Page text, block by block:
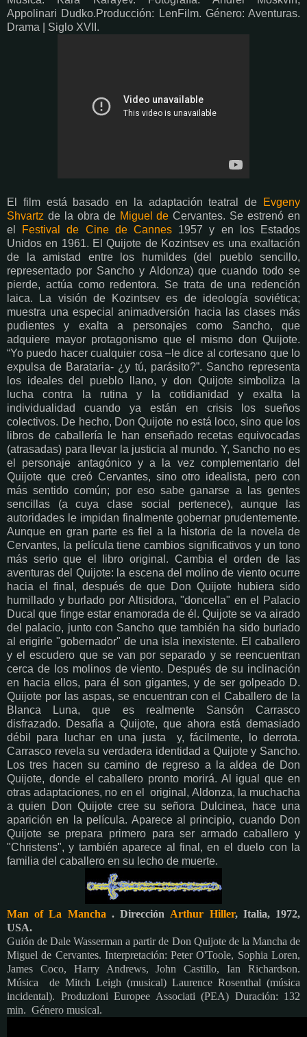
Appolinari Dudko.Producción: LenFilm. Género: Aventuras.
Drama | Siglo XVII.
El film está basado en la adaptación teatral de
Evgeny
Shvartz de la obra de Miguel deCervantes. Se estrenó en
el
Festival de Cine de Cannes 1957 y en los Estados
Unidos en 1961. El Quijote de Kozintsev es una exaltación
de la amistad entre los humildes (del pueblo sencillo,
representado por Sancho y Aldonza) que cuando todo se
pierde, actúa como redentora. Se trata de una redención
laica. La visión de Kozintsev es de ideología soviética;
muestra una especial animadversión hacia las clases más
pudientes y exalta a personajes como Sancho, que
adquiere mayor protagonismo que el mismo don Quijote.
“Yo puedo hacer cualquier cosa –le dice al cortesano que lo
expulsa de Barataria- ¿y tú, parásito?”. Sancho representa
los ideales del pueblo llano, y don Quijote simboliza la
lucha contra la rutina y la cotidianidad y exalta la
individualidad cuando ya están en crisis los sueños
colectivos. De hecho, Don Quijote no está loco, sino que los
libros de caballería le han enseñado recetas equivocadas
(atrasadas) para llevar la justicia al mundo. Y, Sancho no es
el personaje antagónico y a la vez complementario del
Quijote que creó Cervantes, sino otro idealista, pero con
más sentido común; por eso sabe ganarse a las gentes
sencillas (a cuya clase social pertenece), aunque las
autoridades le impidan finalmente gobernar prudentemente.
Aunque en gran parte es fiel a la historia de la novela de
Cervantes, la película tiene cambios significativos y un tono
más serio que el libro original. Cambia el orden de las
aventuras del Quijote: la escena del molino de viento ocurre
hacia el final, después de que Don Quijote hubiera sido
humillado y burlado por Altisidora, "doncella" en el Palacio
Ducal que finge estar enamorada de él. Quijote se va airado
del palacio, junto con Sancho que también ha sido burlado
al erigirle "gobernador" de una isla inexistente. El caballero
y el escudero que se van por separado y se reencuentran
cerca de los molinos de viento. Después de su inclinación
en hacia ellos, para él son gigantes, y de ser golpeado D.
Quijote por las aspas, se encuentran con el Caballero de la
Blanca Luna, que es realmente Sansón Carrasco
disfrazado. Desafía a Quijote, que ahora está demasiado
débil para luchar en una justa y, fácilmente, lo derrota.
Carrasco revela su verdadera identidad a Quijote y Sancho.
Los tres hacen su camino de regreso a la aldea de Don
Quijote, donde el caballero pronto morirá. Al igual que en
otras adaptaciones, no en el original, Aldonza, la muchacha
a quien Don Quijote cree su señora Dulcinea, hace una
aparición en la película. Aparece al principio, cuando Don
Quijote se prepara primero para ser armado caballero y
"Christens", y también aparece al final, en el duelo con la
familia del caballero en su lecho de muerte.
Man of La Mancha . Dirección Arthur Hiller, Italia, 1972,
USA.
Guión de Dale Wasserman a partir de Don Quijote de la Mancha de
Miguel de Cervantes. Interpretación: Peter O'Toole, Sophia Loren,
James Coco, Harry Andrews, John Castillo, Ian Richardson.
Música de Mitch Leigh (musical) Laurence Rosenthal (música
incidental). Produzioni Europee Associati (PEA) Duración: 132
min. Género musical.